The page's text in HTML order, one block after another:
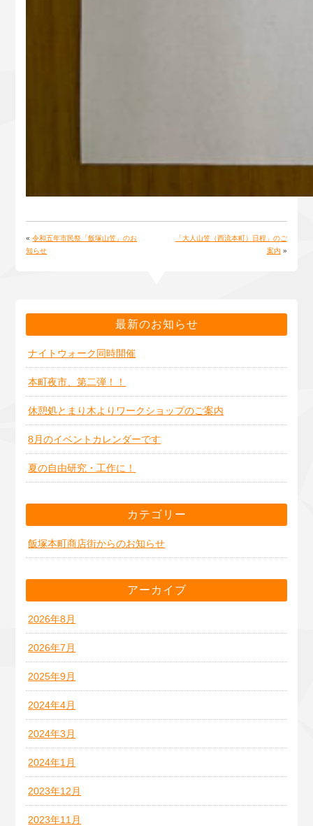
«令和五年市民祭「飯塚山笠」のお
知らせ
「大人山笠（西流本町）日程」のご
案内 »
最新のお知らせ
ナイトウォーク同時開催
本町夜市、第二弾！！
休憩処とまり木よりワークショップのご案内
8月のイベントカレンダーです
夏の自由研究・工作に！
カテゴリー
飯塚本町商店街からのお知らせ
アーカイブ
2026年8月
2026年7月
2025年9月
2024年4月
2024年3月
2024年1月
2023年12月
2023年11月